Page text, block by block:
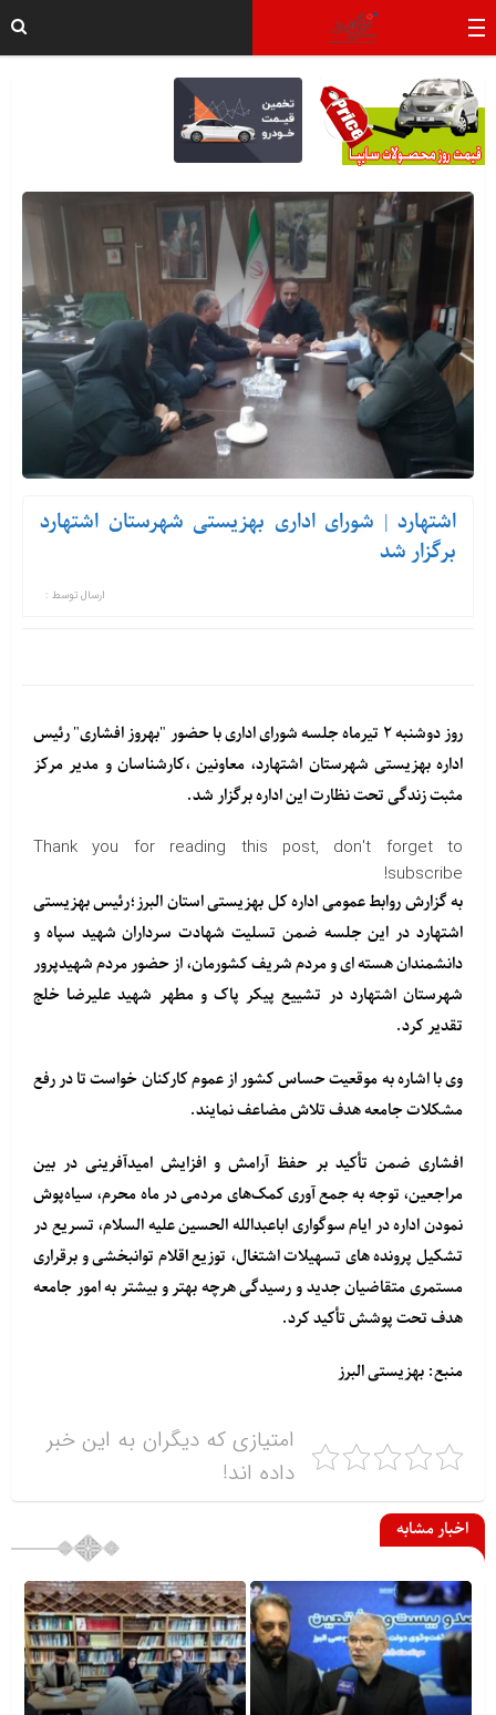
اشتهارد | شورای اداری بهزیستی شهرستان اشتهارد
برگزار شد
ارسال توسط :
روز دوشنبه ۲ تیرماه جلسه شورای اداری با حضور "بهروز افشاری" رئیس
اداره بهزیستی شهرستان اشتهارد، معاونین ،کارشناسان و مدیر مرکز
مثبت زندگی تحت نظارت این اداره برگزار شد.
Thank you for reading this post, don't forget to
subscribe!
به گزارش روابط عمومی اداره کل بهزیستی استان البرز؛رئیس بهزیستی
اشتهارد در این جلسه ضمن تسلیت شهادت سرداران شهید سپاه و
دانشمندان هسته ای و مردم شریف کشورمان، از حضور مردم شهیدپرور
شهرستان اشتهارد در تشییع پیکر پاک و مطهر شهید علیرضا خلج
تقدیر کرد.
وی با اشاره به موقعیت حساس کشور از عموم کارکنان خواست تا در رفع
مشکلات جامعه هدف تلاش مضاعف نمایند.
افشاری ضمن تأکید بر حفظ آرامش و افزایش امیدآفرینی در بین
مراجعین، توجه به جمع آوری کمک‌های مردمی در ماه محرم، سیاه‌پوش
نمودن اداره در ایام سوگواری اباعبدالله الحسین علیه السلام، تسریع در
تشکیل پرونده های تسهیلات اشتغال، توزیع اقلام توانبخشی و برقراری
مستمری متقاضیان جدید و رسیدگی هرچه بهتر و بیشتر به امور جامعه
هدف تحت پوشش تأکید کرد.
منبع: بهزیستی البرز
امتیازی که دیگران به این خبر
داده اند!
اخبار مشابه